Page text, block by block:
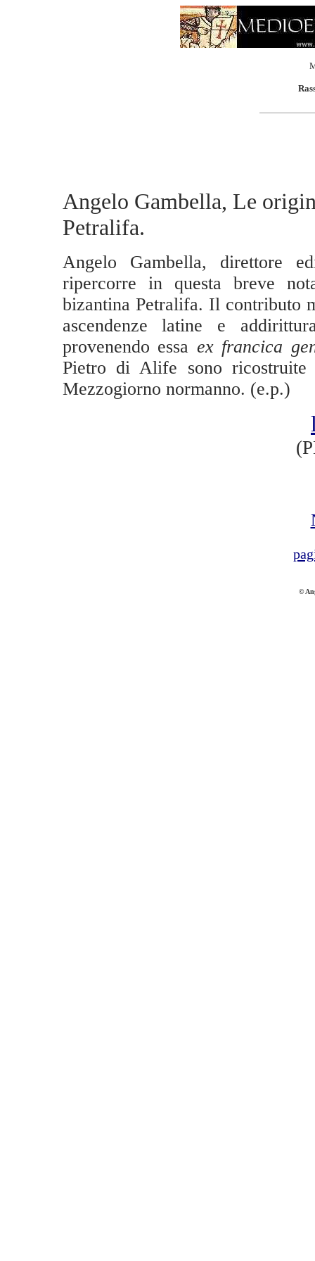
Angelo Gambella, Le
Petralifa.
Angelo Gambella, direttore
ripercorre in questa breve
bizantina Petralifa. Il contributo
ascendenze latine e
provenendo essa ex francica
Pietro di Alife sono
Mezzogiorno normanno. (e.p.)
©